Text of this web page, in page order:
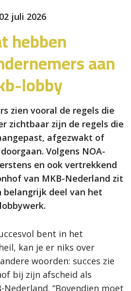
02 juli 2026
hebben
aan
lobby
zien vooral de regels die
zichtbaar zijn de regels die
afgezwakt of
Volgens NOA-
en ook vertrekkend
van MKB-Nederland zit
belangrijk deel van het
lobbywerk.
bent in het
kan je er niks over
woorden: succes zie
bij zijn afscheid als
“Bovendien moet